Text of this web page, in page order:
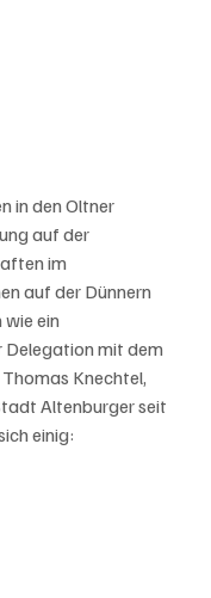
in den Oltner
auf der
im
auf der Dünnern
ein
Delegation mit dem
Knechtel,
Altenburger seit
einig: